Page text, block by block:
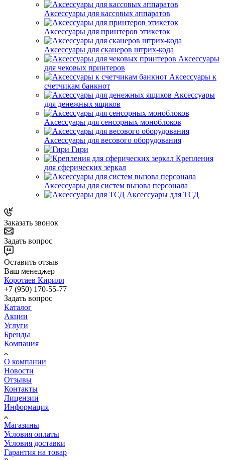
Аксессуары для кассовых аппаратов
Аксессуары для принтеров этикеток
Аксессуары для сканеров штрих-кода
Аксессуары
для чековых принтеров
Аксессуары к
счетчикам банкнот
Аксессуары
для денежных ящиков
Аксессуары для сенсорных моноблоков
Аксессуары для весового оборудования
Гири
Крепления
для сферических зеркал
Аксессуары для систем вызова персонала
Аксессуары для ТСД
Заказать звонок
Задать вопрос
Оставить отзыв
Ваш менеджер
Коротаев Кирилл
+7 (950) 170-55-77
Задать вопрос
Каталог
Акции
Услуги
Бренды
Компания
О компании
Новости
Отзывы
Контакты
Лицензии
Информация
Магазины
Условия оплаты
Условия доставки
Гарантия на товар